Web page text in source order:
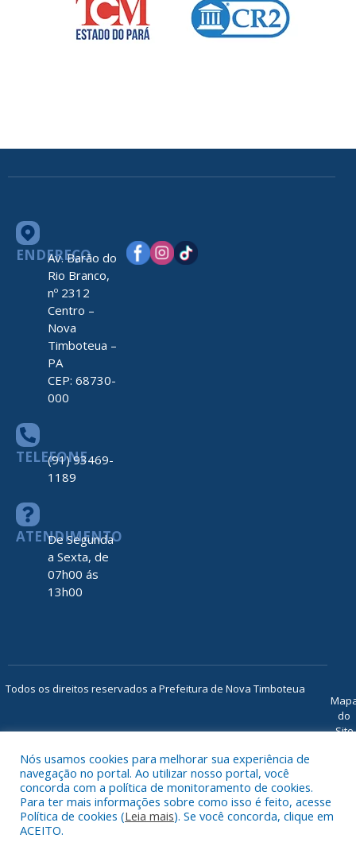
ENDEREÇO
Av. Barão do
Rio Branco,
nº 2312
Centro –
Nova
Timboteua –
PA
CEP: 68730-
000
TELEFONE
(91) 93469-
1189
ATENDIMENTO
De Segunda
a Sexta, de
07h00 ás
13h00
Todos os direitos reservados a Prefeitura de Nova Timboteua
do
Site
Nós usamos cookies para melhorar sua experiência de
navegação no portal. Ao utilizar nosso portal, você
concorda com a política de monitoramento de cookies.
Para ter mais informações sobre como isso é feito, acesse
Política de cookies (Leia mais). Se você concorda, clique em
ACEITO.